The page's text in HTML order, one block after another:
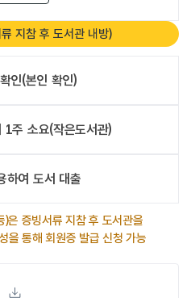
지참 후 도서관 내방)
인(본인 확인)
오프라인
1주 소요(작은도서관)
오프라인
하여 도서 대출
)은 증빙서류 지참 후 도서관을
을 통해 회원증 발급 신청 가능